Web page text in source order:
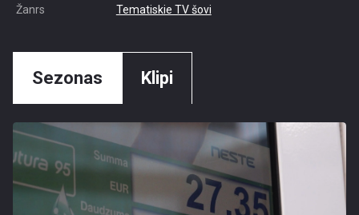
Žanrs Tematiskie TV šovi
Sezonas Klipi